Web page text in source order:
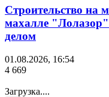
Строительство на
махалле
делом
01.08.2026, 16:54
4 669
Загрузка....